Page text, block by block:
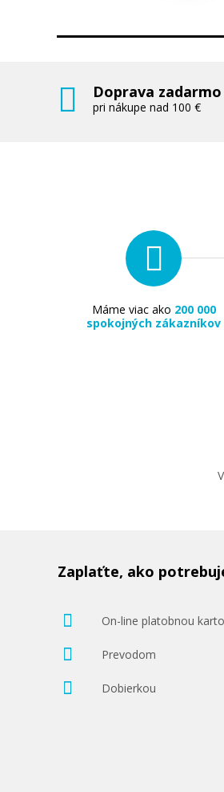
Doprava zadarmo
pri nákupe nad 100 €
Máme viac ako 200 000
spokojných zákazníkov
Zaplaťte, ako
On-line platobnou
Prevodom
Dobierkou